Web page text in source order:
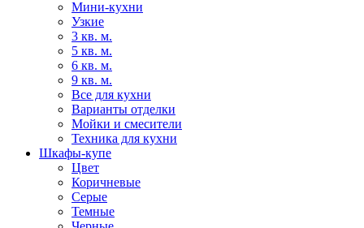
Мини-кухни
Узкие
3 кв. м.
5 кв. м.
6 кв. м.
9 кв. м.
Все для кухни
Варианты отделки
Мойки и смесители
Техника для кухни
Шкафы-купе
Цвет
Коричневые
Серые
Темные